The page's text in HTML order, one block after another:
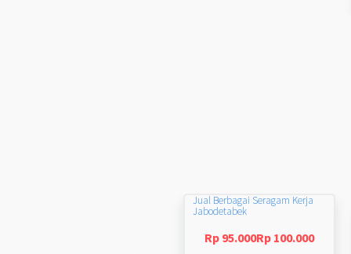
Jual Berbagai Seragam Kerja
Jabodetabek
Rp 95.000Rp 100.000